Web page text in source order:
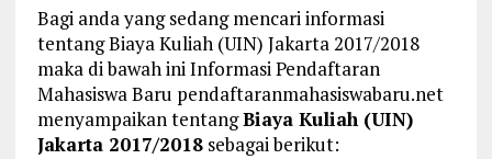
Bagi anda yang sedang mencari informasi
tentang Biaya Kuliah (UIN) Jakarta 2017/2018
maka di bawah ini Informasi Pendaftaran
Mahasiswa Baru pendaftaranmahasiswabaru.net
menyampaikan tentangBiaya Kuliah (UIN)
Jakarta 2017/2018sebagai berikut: